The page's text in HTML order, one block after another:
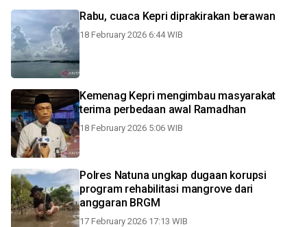
Rabu, cuaca Kepri diprakirakan berawan
18 February 2026 6:44 WIB
Kemenag Kepri mengimbau masyarakat
terima perbedaan awal Ramadhan
18 February 2026 5:06 WIB
Polres Natuna ungkap dugaan korupsi
program rehabilitasi mangrove dari
anggaran BRGM
17 February 2026 17:13 WIB